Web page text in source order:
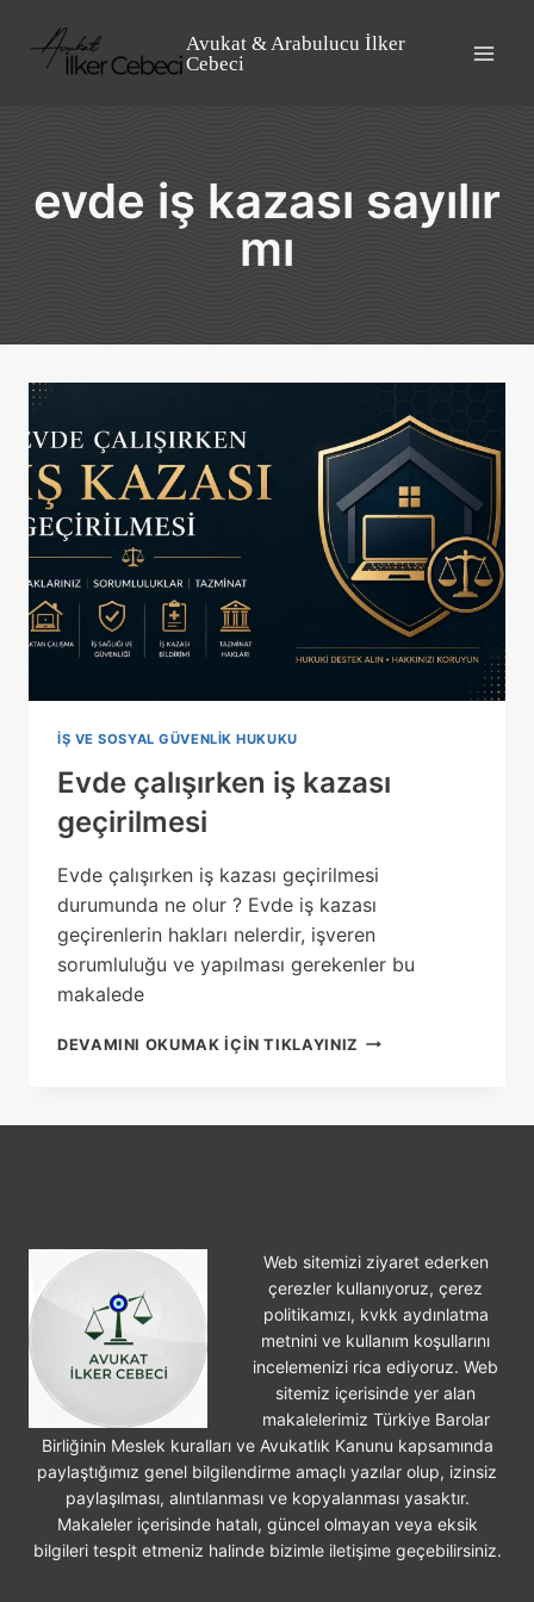
content
Avukat & Arabulucu İlker
Cebeci
evde iş kazası sayılır
mı
IŞ VE SOSYAL GÜVENLIK HUKUKU
Evde çalışırken iş kazası
geçirilmesi
Evde çalışırken iş kazası geçirilmesi
durumunda ne olur ? Evde iş kazası
geçirenlerin hakları nelerdir, işveren
sorumluluğu ve yapılması gerekenler bu
makalede
DEVAMINI OKUMAK IÇIN TIKLAYINIZ EVDE
Web sitemizi ziyaret ederken
çerezler kullanıyoruz, çerez
politikamızı, kvkk aydınlatma
metnini ve kullanım koşullarını
incelemenizi rica ediyoruz. Web
sitemiz içerisinde yer alan
makalelerimiz Türkiye Barolar
Birliğinin Meslek kuralları ve Avukatlık Kanunu kapsamında
paylaştığımız genel bilgilendirme amaçlı yazılar olup, izinsiz
paylaşılması, alıntılanması ve kopyalanması yasaktır.
Makaleler içerisinde hatalı, güncel olmayan veya eksik
bilgileri tespit etmeniz halinde bizimle iletişime geçebilirsiniz.